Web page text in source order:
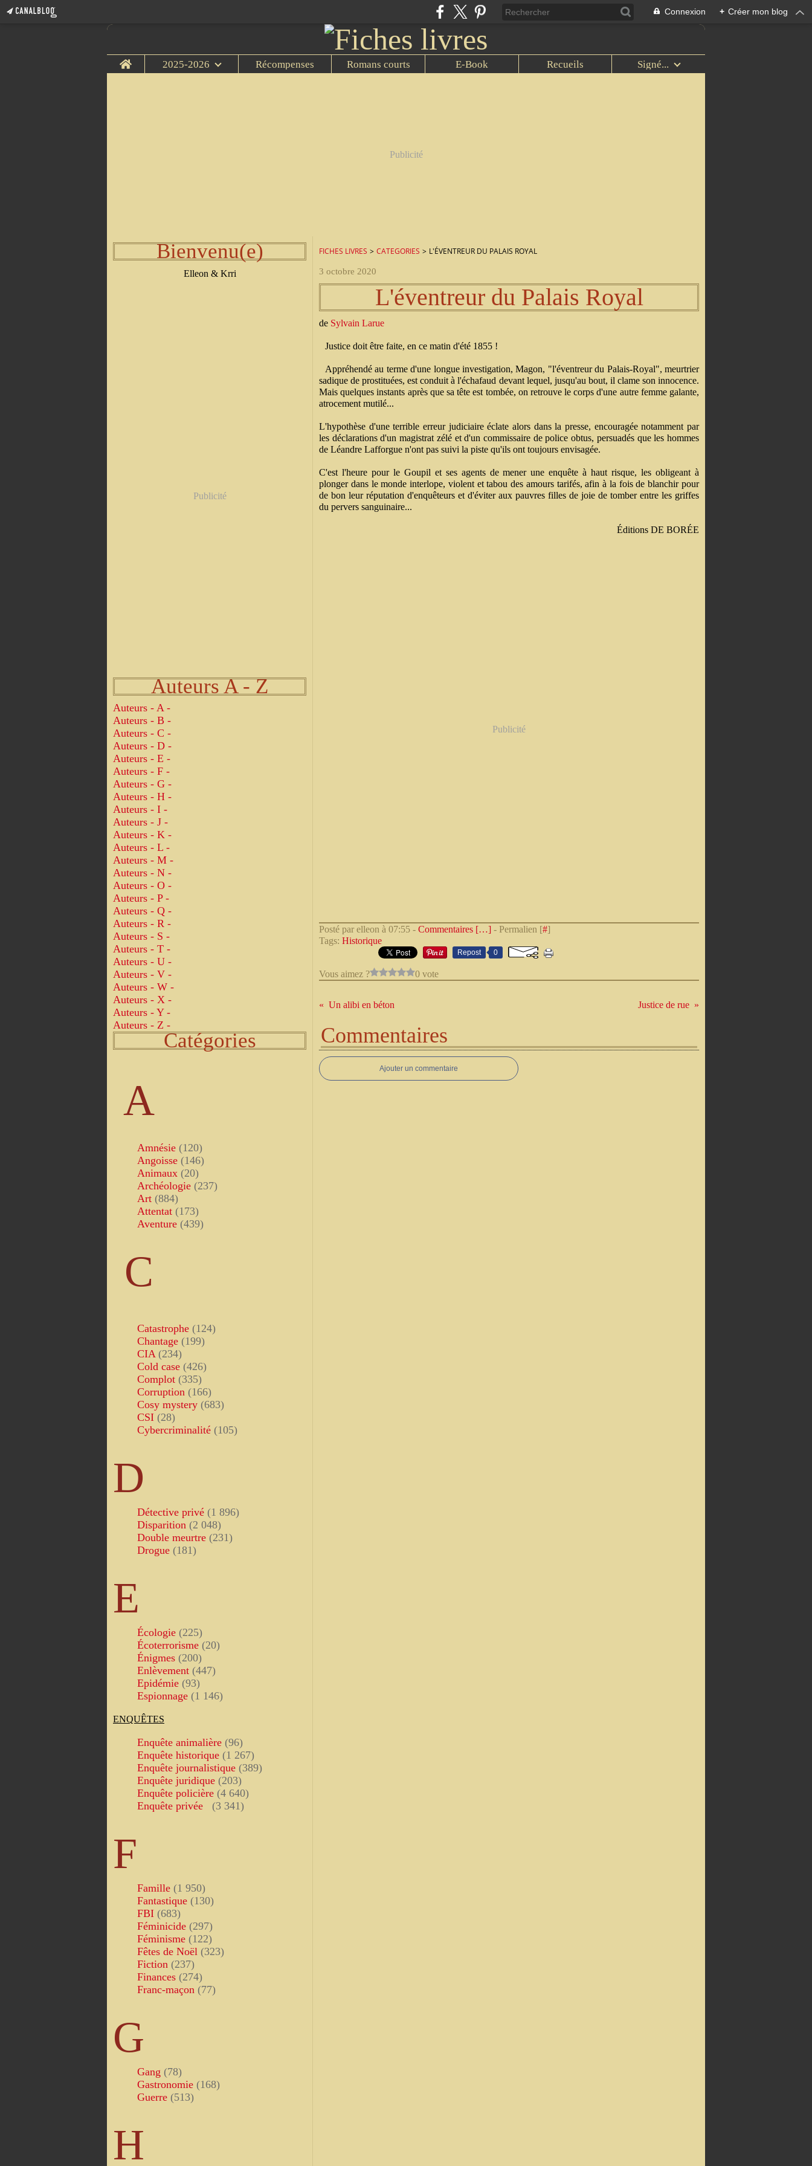
Connexion + Créer mon blog
Home 2025-2026 Récompenses Romans courts E-Book Recueils Signé...
Publicité
Bienvenu(e)
Elleon & Krri
Publicité
Auteurs A - Z
Auteurs - A -
Auteurs - B -
Auteurs - C -
Auteurs - D -
Auteurs - E -
Auteurs - F -
Auteurs - G -
Auteurs - H -
Auteurs - I -
Auteurs - J -
Auteurs - K -
Auteurs - L -
Auteurs - M -
Auteurs - N -
Auteurs - O -
Auteurs - P -
Auteurs - Q -
Auteurs - R -
Auteurs - S -
Auteurs - T -
Auteurs - U -
Auteurs - V -
Auteurs - W -
Auteurs - X -
Auteurs - Y -
Auteurs - Z -
Catégories
A
Amnésie (120)
Angoisse (146)
Animaux (20)
Archéologie (237)
Art (884)
Attentat (173)
Aventure (439)
C
Catastrophe (124)
Chantage (199)
CIA (234)
Cold case (426)
Complot (335)
Corruption (166)
Cosy mystery (683)
CSI (28)
Cybercriminalité (105)
D
Détective privé (1 896)
Disparition (2 048)
Double meurtre (231)
Drogue (181)
E
Écologie (225)
Écoterrorisme (20)
Énigmes (200)
Enlèvement (447)
Epidémie (93)
Espionnage (1 146)
ENQUÊTES
Enquête animalière (96)
Enquête historique (1 267)
Enquête journalistique (389)
Enquête juridique (203)
Enquête policière (4 640)
Enquête privée
(3 341)
F
Famille (1 950)
Fantastique (130)
FBI (683)
Féminicide (297)
Féminisme (122)
Fêtes de Noël (323)
Fiction (237)
Finances (274)
Franc-maçon (77)
G
Gang (78)
Gastronomie (168)
Guerre (513)
H
FICHES LIVRES > CATEGORIES > L'ÉVENTREUR DU PALAIS ROYAL
3 octobre 2020
L'éventreur du Palais Royal
de Sylvain Larue
Justice doit être faite, en ce matin d'été 1855 !
Appréhendé au terme d'une longue investigation, Magon, "l'éventreur du Palais-Royal", meurtrier
sadique de prostituées, est conduit à l'échafaud devant lequel, jusqu'au bout, il clame son innocence.
Mais quelques instants après que sa tête est tombée, on retrouve le corps d'une autre femme galante,
atrocement mutilé...
L'hypothèse d'une terrible erreur judiciaire éclate alors dans la presse, encouragée notamment par
les déclarations d'un magistrat zélé et d'un commissaire de police obtus, persuadés que les hommes
de Léandre Lafforgue n'ont pas suivi la piste qu'ils ont toujours envisagée.
C'est l'heure pour le Goupil et ses agents de mener une enquête à haut risque, les obligeant à
plonger dans le monde interlope, violent et tabou des amours tarifés, afin à la fois de blanchir pour
de bon leur réputation d'enquêteurs et d'éviter aux pauvres filles de joie de tomber entre les griffes
du pervers sanguinaire...
Éditions DE BORÉE
Publicité
Posté par elleon à 07:55 - Commentaires […] - Permalien [#]
Tags: Historique
Repost 0
Vous aimez ? 0 vote
Un alibi en béton Justice de rue
Commentaires
Ajouter un commentaire